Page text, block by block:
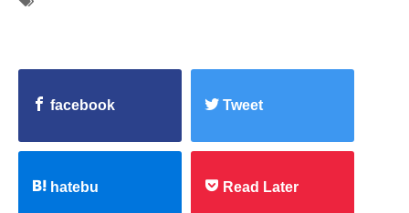
facebook Tweet
hatebu Read Later